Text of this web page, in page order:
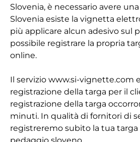
Slovenia, è necessario avere
Slovenia esiste la vignetta
più applicare alcun adesivo sul
possibile registrare la propria
online.
Il servizio www.si-vignette.com
registrazione della targa per il
registrazione della targa
minuti. In qualità di fornitori di
registreremo subito la tua targa